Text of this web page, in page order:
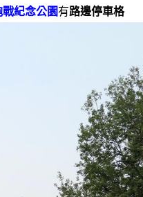
紀念公園有路邊停車格